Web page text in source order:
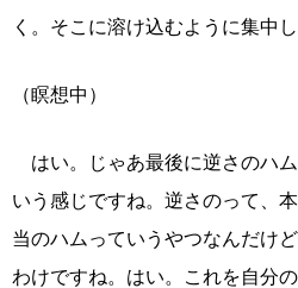
く。そこに溶け込むように集中し
（瞑想中）
はい。じゃあ最後に逆さのハ
いう感じですね。逆さのって、
当のハムっていうやつなんだけ
わけですね。はい。これを自分